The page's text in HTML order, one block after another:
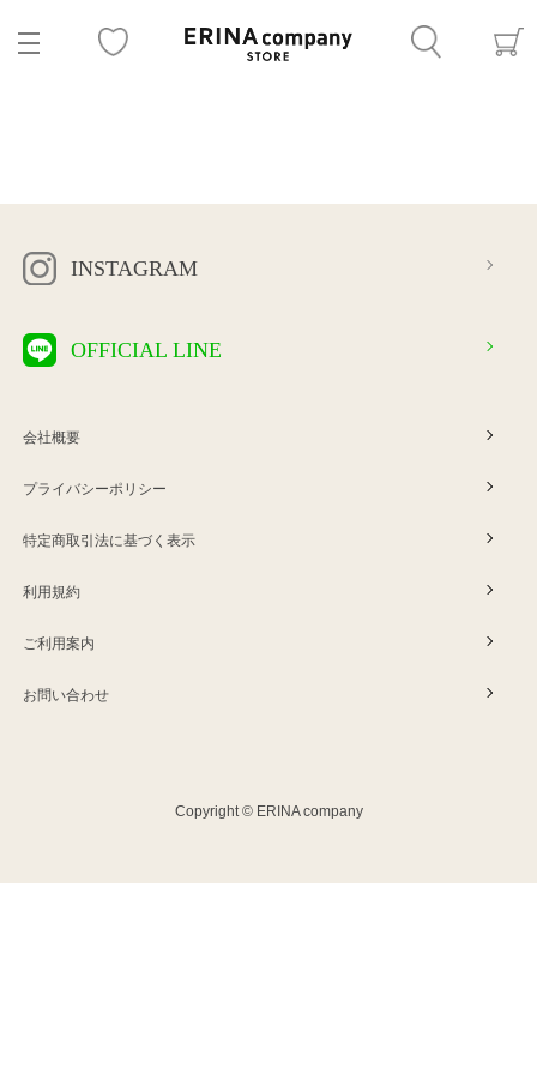
INSTAGRAM
OFFICIAL LINE
会社概要
プライバシーポリシー
特定商取引法に基づく表示
利用規約
ご利用案内
お問い合わせ
Copyright © ERINA company